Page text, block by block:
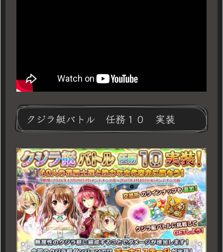
クジラ艇バトル 任務１０ 実装